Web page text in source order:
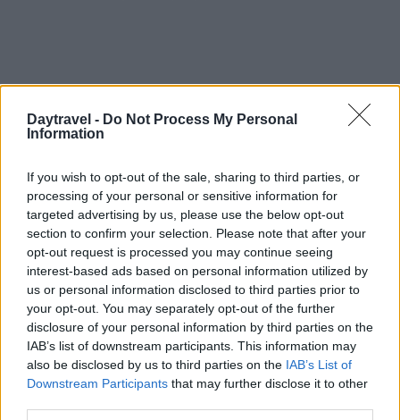
Daytravel - Do Not Process My Personal
Information
If you wish to opt-out of the sale, sharing to third parties, or
processing of your personal or sensitive information for
targeted advertising by us, please use the below opt-out
section to confirm your selection. Please note that after your
opt-out request is processed you may continue seeing
interest-based ads based on personal information utilized by
us or personal information disclosed to third parties prior to
your opt-out. You may separately opt-out of the further
disclosure of your personal information by third parties on the
IAB’s list of downstream participants. This information may
also be disclosed by us to third parties on the IAB’s List of
Downstream Participants that may further disclose it to other
Il confronto politico resta acceso: l’opposizione
continua a chiedere tempi certi per l’estensione
dell’accessibilità, mentre la Commissione invita a
considerare il percorso tecnico già avviato e le